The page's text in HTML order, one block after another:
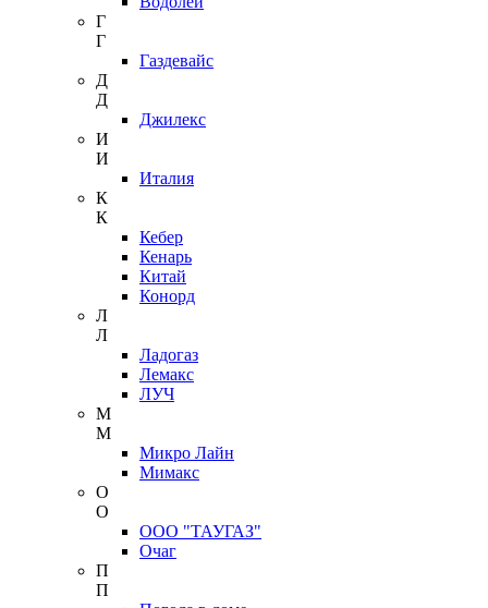
Г
Г
Газдевайс
Д
Д
Джилекс
И
И
Италия
К
К
Кебер
Кенарь
Китай
Конорд
Л
Л
Ладогаз
Лемакс
ЛУЧ
М
М
Микро Лайн
Мимакс
О
О
ООО "ТАУГАЗ"
Очаг
П
П